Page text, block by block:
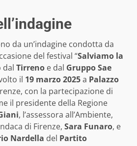
da un’indagine condotta da
del festival “Salviamo la
dal Tirreno e dal Gruppo Sae
il 19 marzo 2025a Palazzo
con la partecipazione di
il presidente della Regione
, l’assessora all’Ambiente,
di Firenze, Sara Funaro, e
Nardella del Partito